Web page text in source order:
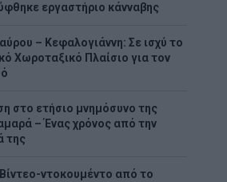
εργαστήριο κάνναβης
– Κεφαλογιάννη: Σε ισχύ το
Χωροταξικό Πλαίσιο για τον
στο ετήσιο μνημόσυνο της
– Ένας χρόνος από την
της
ντοκουμέντο από το